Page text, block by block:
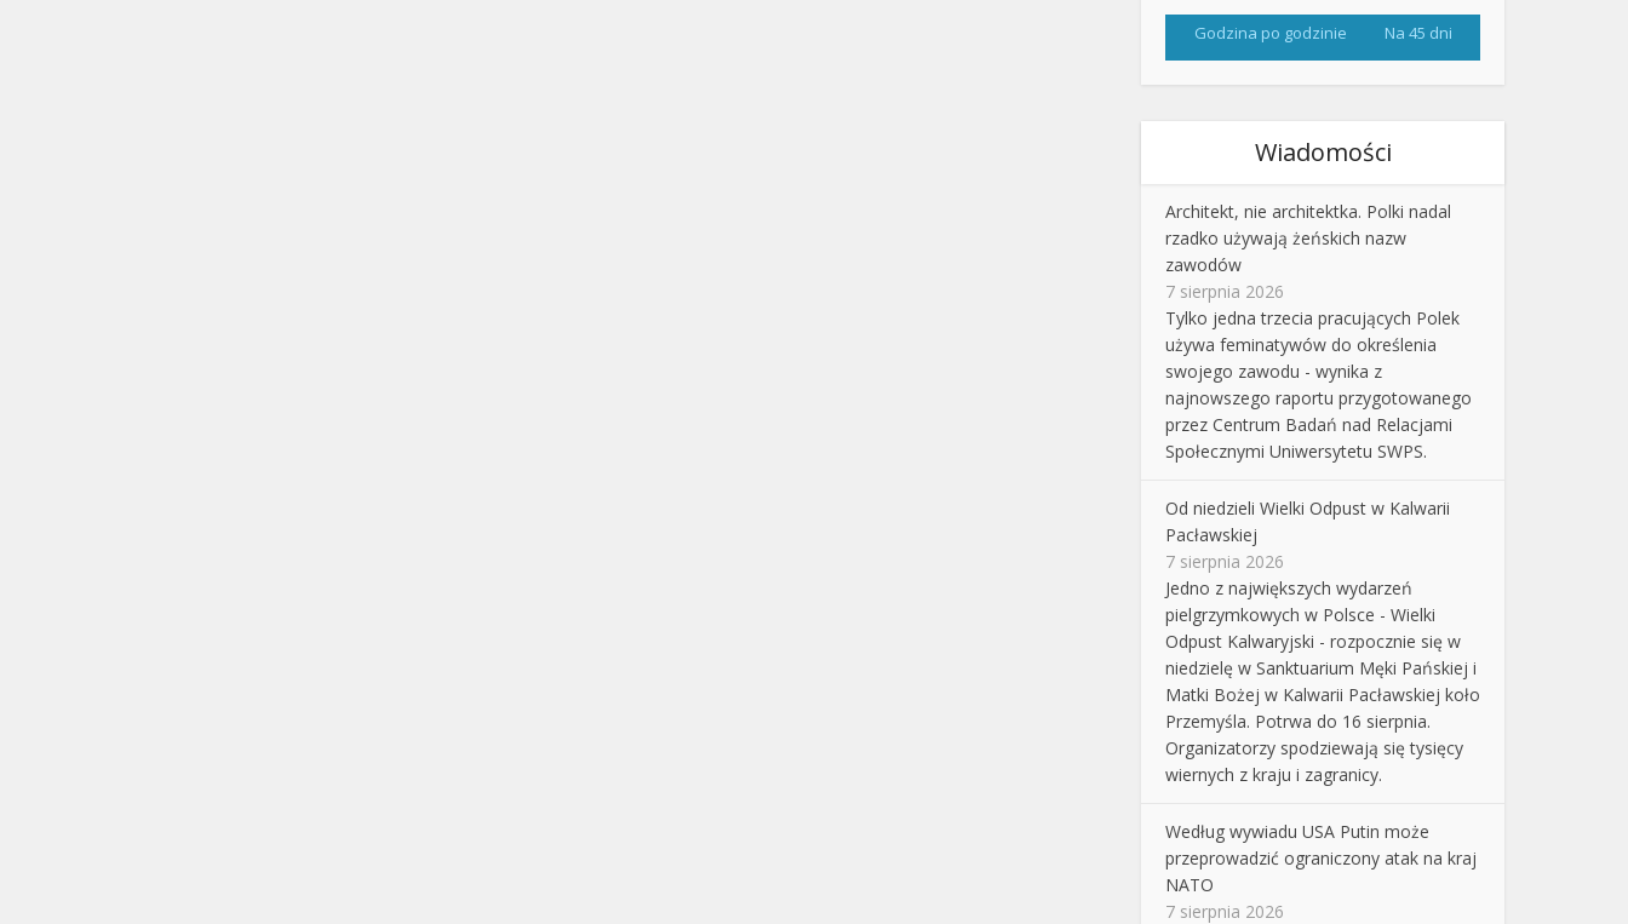
Godzina po godzinie Na 45 dni
Wiadomości
Architekt, nie architektka. Polki nadal
rzadko używają żeńskich nazw
zawodów
7 sierpnia 2026
Tylko jedna trzecia pracujących Polek
używa feminatywów do określenia
swojego zawodu - wynika z
najnowszego raportu przygotowanego
przez Centrum Badań nad Relacjami
Społecznymi Uniwersytetu SWPS.
Od niedzieli Wielki Odpust w Kalwarii
Pacławskiej
7 sierpnia 2026
Jedno z największych wydarzeń
pielgrzymkowych w Polsce - Wielki
Odpust Kalwaryjski - rozpocznie się w
niedzielę w Sanktuarium Męki Pańskiej i
Matki Bożej w Kalwarii Pacławskiej koło
Przemyśla. Potrwa do 16 sierpnia.
Organizatorzy spodziewają się tysięcy
wiernych z kraju i zagranicy.
Według wywiadu USA Putin może
przeprowadzić ograniczony atak na kraj
NATO
7 sierpnia 2026